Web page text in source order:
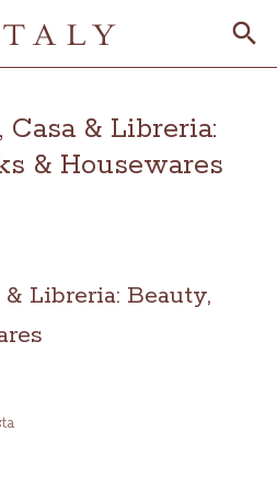
& Libreria:
& Housewares
Libreria: Beauty,